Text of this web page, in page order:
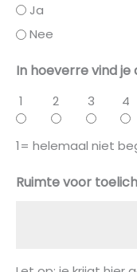
Ja
Nee
In hoeverre vind
1 2 3 4
1= helemaal niet
Ruimte voor